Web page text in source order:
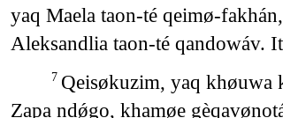
yaq Maela taon-té qeimø-
Aleksandlia taon-té qandowáv.
7 Qeisøkuzim, yaq khøuwa
Zapa ndǿgo, khamøe